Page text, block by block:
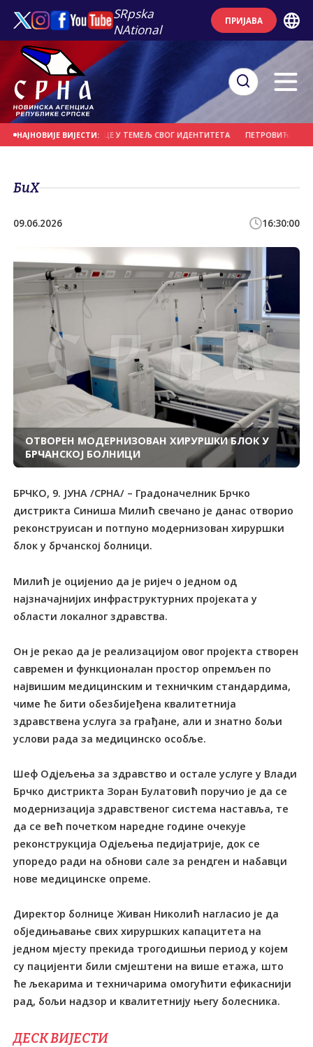
SRpska
NAtional
ПРИЈАВА
НАЈНОВИЈЕ ВИЈЕСТИ:
УГРАДЕ ПРЕБИЛОВЦЕ У ТЕМЕЉ СВОГ ИДЕНТИТЕТА ПЕТРОВИЋ:
БиХ
09.06.2026 16:30:00
ОTВОРЕН МОДЕРНИЗОВАН ХИРУРШКИ БЛОК У
БРЧАНСКОЈ БОЛНИЦИ
БРЧКО, 9. ЈУНА /СРНА/ – Градоначелник Брчко
дистрикта Синиша Милић свечано је данас отворио
реконструисан и потпуно модернизован хируршки
блок у брчанској болници.
Милић је оцијенио да је ријеч о једном од
најзначајнијих инфраструктурних пројеката у
области локалног здравства.
Он је рекао да је реализацијом овог пројекта створен
савремен и функционалан простор опремљен по
највишим медицинским и техничким стандардима,
чиме ће бити обезбијеђена квалитетнија
здравствена услуга за грађане, али и знатно бољи
услови рада за медицинско особље.
Шеф Одјељења за здравство и остале услуге у Влади
Брчко дистрикта Зоран Булатовић поручио је да се
модернизација здравственог система наставља, те
да се већ почетком наредне године очекује
реконструкција Одјељења педијатрије, док се
упоредо ради на обнови сале за рендген и набавци
нове медицинске опреме.
Директор болнице Живан Николић нагласио је да
обједињавање свих хируршких капацитета на
једном мјесту прекида трогодишњи период у којем
су пацијенти били смјештени на више етажа, што
ће љекарима и техничарима омогућити ефикаснији
рад, бољи надзор и квалитетнију његу болесника.
ДЕСК ВИЈЕСТИ